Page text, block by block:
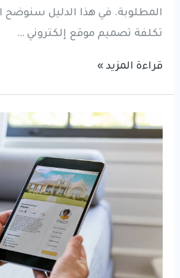
المطلوبة. في هذا الدليل سنوضح
تكلفة تصميم موقع إلكتروني …
تكلفة
إلكتروني
دليل
المؤثرة
قراءة المزيد »